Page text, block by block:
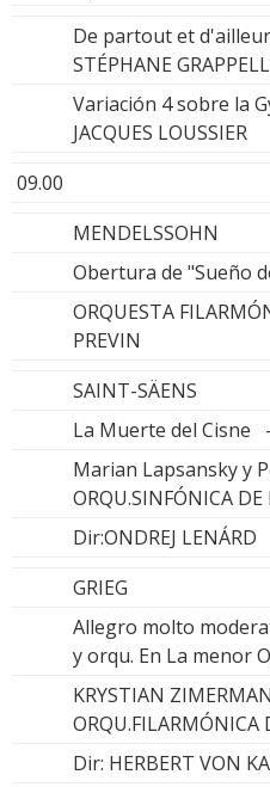
De partout et
STÉPHANE
Variación 4 sobre la
JACQUES LOUSSIER
09.00
MENDELSSOHN
Obertura de "Sueño
ORQUESTA
PREVIN
SAINT-SÄENS
La Muerte del Cisne -
Marian Lapsansky y
ORQU.SINFÓNICA
Dir:ONDREJ LENÁRD
GRIEG
Allegro molto
y orqu. En La menor
KRYSTIAN
ORQU.FILARMÓNICA
Dir: HERBERT VON